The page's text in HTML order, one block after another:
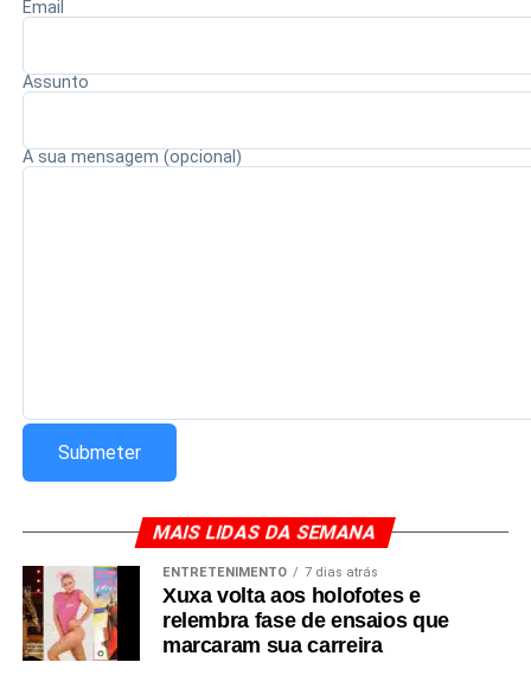
para fortalecer a ética, a integridade e a responsabilidade
Email
Assunto
A sua mensagem (opcional)
MAIS LIDAS DA SEMANA
ENTRETENIMENTO 7 dias atrás
Xuxa volta aos holofotes e
relembra fase de ensaios que
marcaram sua carreira